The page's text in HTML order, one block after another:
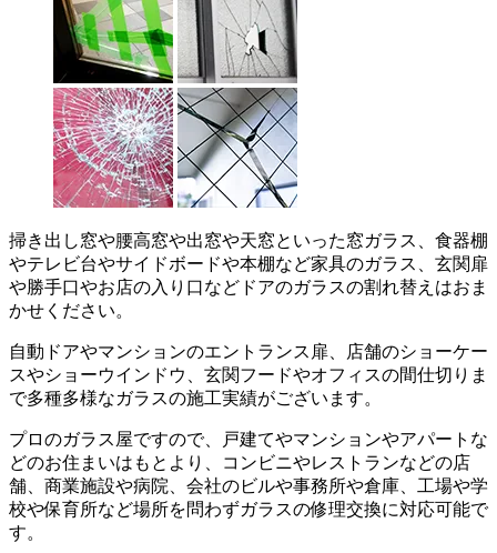
掃き出し窓や腰高窓や出窓や天窓といった窓ガラス、食器棚
やテレビ台やサイドボードや本棚など家具のガラス、玄関扉
や勝手口やお店の入り口などドアのガラスの割れ替えはおま
かせください。
自動ドアやマンションのエントランス扉、店舗のショーケー
スやショーウインドウ、玄関フードやオフィスの間仕切りま
で多種多様なガラスの施工実績がございます。
プロのガラス屋ですので、戸建てやマンションやアパートな
どのお住まいはもとより、コンビニやレストランなどの店
舗、商業施設や病院、会社のビルや事務所や倉庫、工場や学
校や保育所など場所を問わずガラスの修理交換に対応可能で
す。